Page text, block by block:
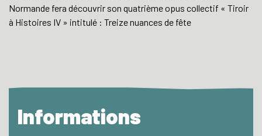
Normande fera découvrir son quatrième opus collectif « Tiroir
à Histoires IV » intitulé : Treize nuances de fête
Informations